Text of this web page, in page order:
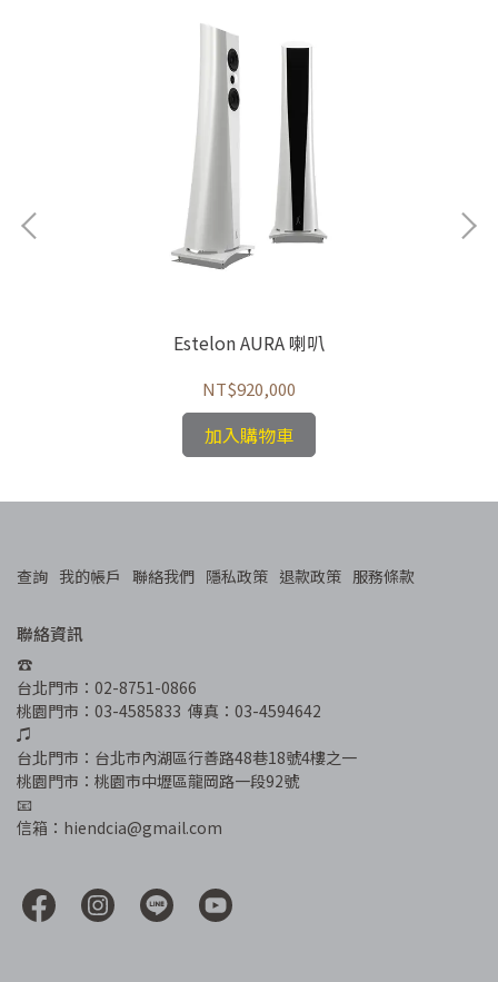
Estelon AURA 喇叭
NT$920,000
加入購物車
查詢 我的帳戶 聯絡我們 隱私政策 退款政策 服務條款
聯絡資訊
☎︎
台北門市：02-8751-0866
桃園門市：03-4585833  傳真：03-4594642
♫
台北門市：台北市內湖區行善路48巷18號4樓之一
桃園門市：桃園市中壢區龍岡路一段92號
📧
信箱：hiendcia@gmail.com